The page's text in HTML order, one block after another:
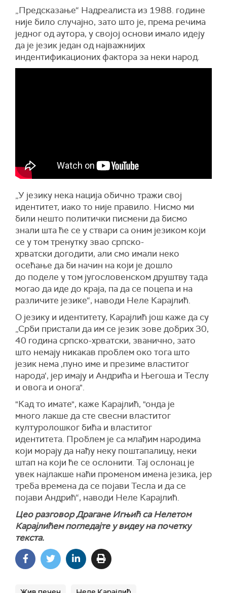
„Предсказање“ Надреалиста из 1988. године
није било случајно, зато што је, према речима
једног од аутора, у својој основи имало идеју
да је језик један од најважнијих
индентификационих фактора за неки народ.
„У језику нека нација обично тражи свој
идентитет, иако то није правило. Нисмо ми
били нешто политички писмени да бисмо
знали шта ће се у ствари са оним језиком који
се у том тренутку звао српско-
хрватски догодити, али смо имали неко
осећање да би начин на који је дошло
до поделе у том југословенском друштву тада
могао да иде до краја, па да се поцепа и на
различите језике“, наводи Неле Карајлић.
О језику и идентитету, Карајлић још каже да су
„Срби пристали да им се језик зове добрих 30,
40 година српско-хрватски, званично, зато
што немају никакав проблем око тога што
језик нема ‚пуно име и презиме властитог
народа‘, јер имају и Андрића и Његоша и Теслу
и овога и онога".
"Кад то имате", каже Карајлић, "онда је
много лакше да сте свесни властитог
културолошког бића и властитог
идентитета. Проблем је са млађим народима
који морају да нађу неку поштапалицу, неки
штап на који ће се ослонити. Тај ослонац је
увек најлакше наћи променом имена језика, јер
треба времена да се појави Тесла и да се
појави Андрић“, наводи Неле Карајлић.
Цео разговор Драгане Игњић са Нелетом
Карајлићем погледајте у видеу на почетку
текста.